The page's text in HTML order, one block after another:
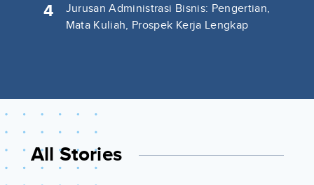
4
Jurusan Administrasi Bisnis: Pengertian,
Mata Kuliah, Prospek Kerja Lengkap
All Stories